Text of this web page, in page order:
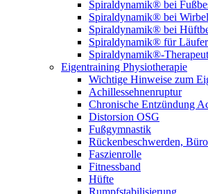
Spiraldynamik® bei
Spiraldynamik® bei
Spiraldynamik® bei
Spiraldynamik® für Läufer
Spiraldynamik®-
Eigentraining Physiotherapie
Wichtige Hinweise zum
Achillessehnenruptur
Chronische Entzündung
Distorsion OSG
Fußgymnastik
Rückenbeschwerden,
Faszienrolle
Fitnessband
Hüfte
Rumpfstabilisierung